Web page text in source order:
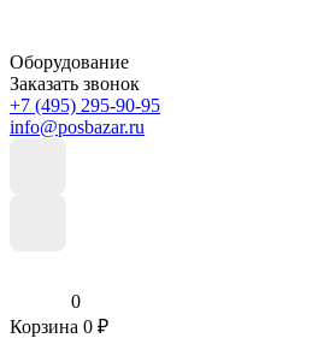
Оборудование
Заказать звонок
+7 (495) 295-90-95
info@posbazar.ru
0
Корзина 0 ₽